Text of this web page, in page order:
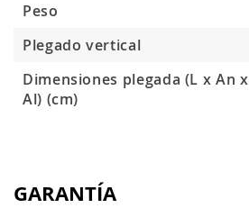
Peso
Plegado vertical
Dimensiones plegada (L x An x
Al) (cm)
GARANTÍA